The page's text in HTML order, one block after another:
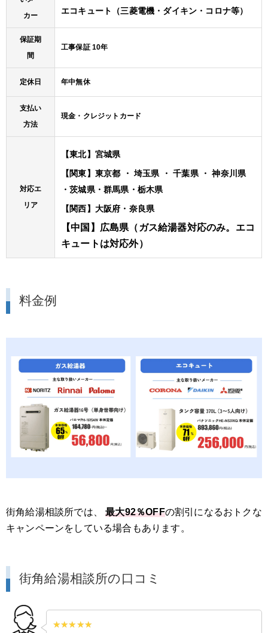
カー
エコキュート（三菱電機・ダイキン・コロナ等）
保証期
間
工事保証 10年
定休日 年中無休
支払い
方法
現金・クレジットカード
対応エ
リア
【東北】宮城県
【関東】東京都 ・ 埼玉県 ・ 千葉県 ・ 神奈川県
・茨城県・群馬県・栃木県
【関西】大阪府・奈良県
【中国】広島県（ガス給湯器対応のみ。エコ
キュートは対応外）
料金例
街角給湯相談所では、最大92％OFFの割引になるおトクな
キャンペーンをしている場合もあります。
街角給湯相談所の口コミ